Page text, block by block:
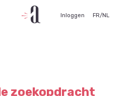
Inloggen FR/NL
zoekopdracht